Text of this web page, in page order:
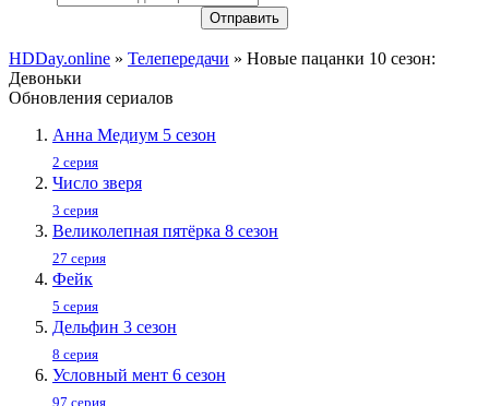
Отправить
HDDay.online » Телепередачи » Новые пацанки 10 сезон:
Девоньки
Обновления сериалов
Анна Медиум 5 сезон
2 серия
Число зверя
3 серия
Великолепная пятёрка 8 сезон
27 серия
Фейк
5 серия
Дельфин 3 сезон
8 серия
Условный мент 6 сезон
97 серия